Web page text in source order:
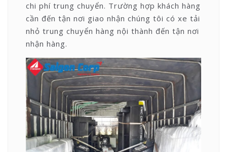
chi phí trung chuyển. Trường hợp khách hàng
cần đến tận nơi giao nhận chúng tôi có xe tải
nhỏ trung chuyển hàng nội thành đến tận nơi
nhận hàng.